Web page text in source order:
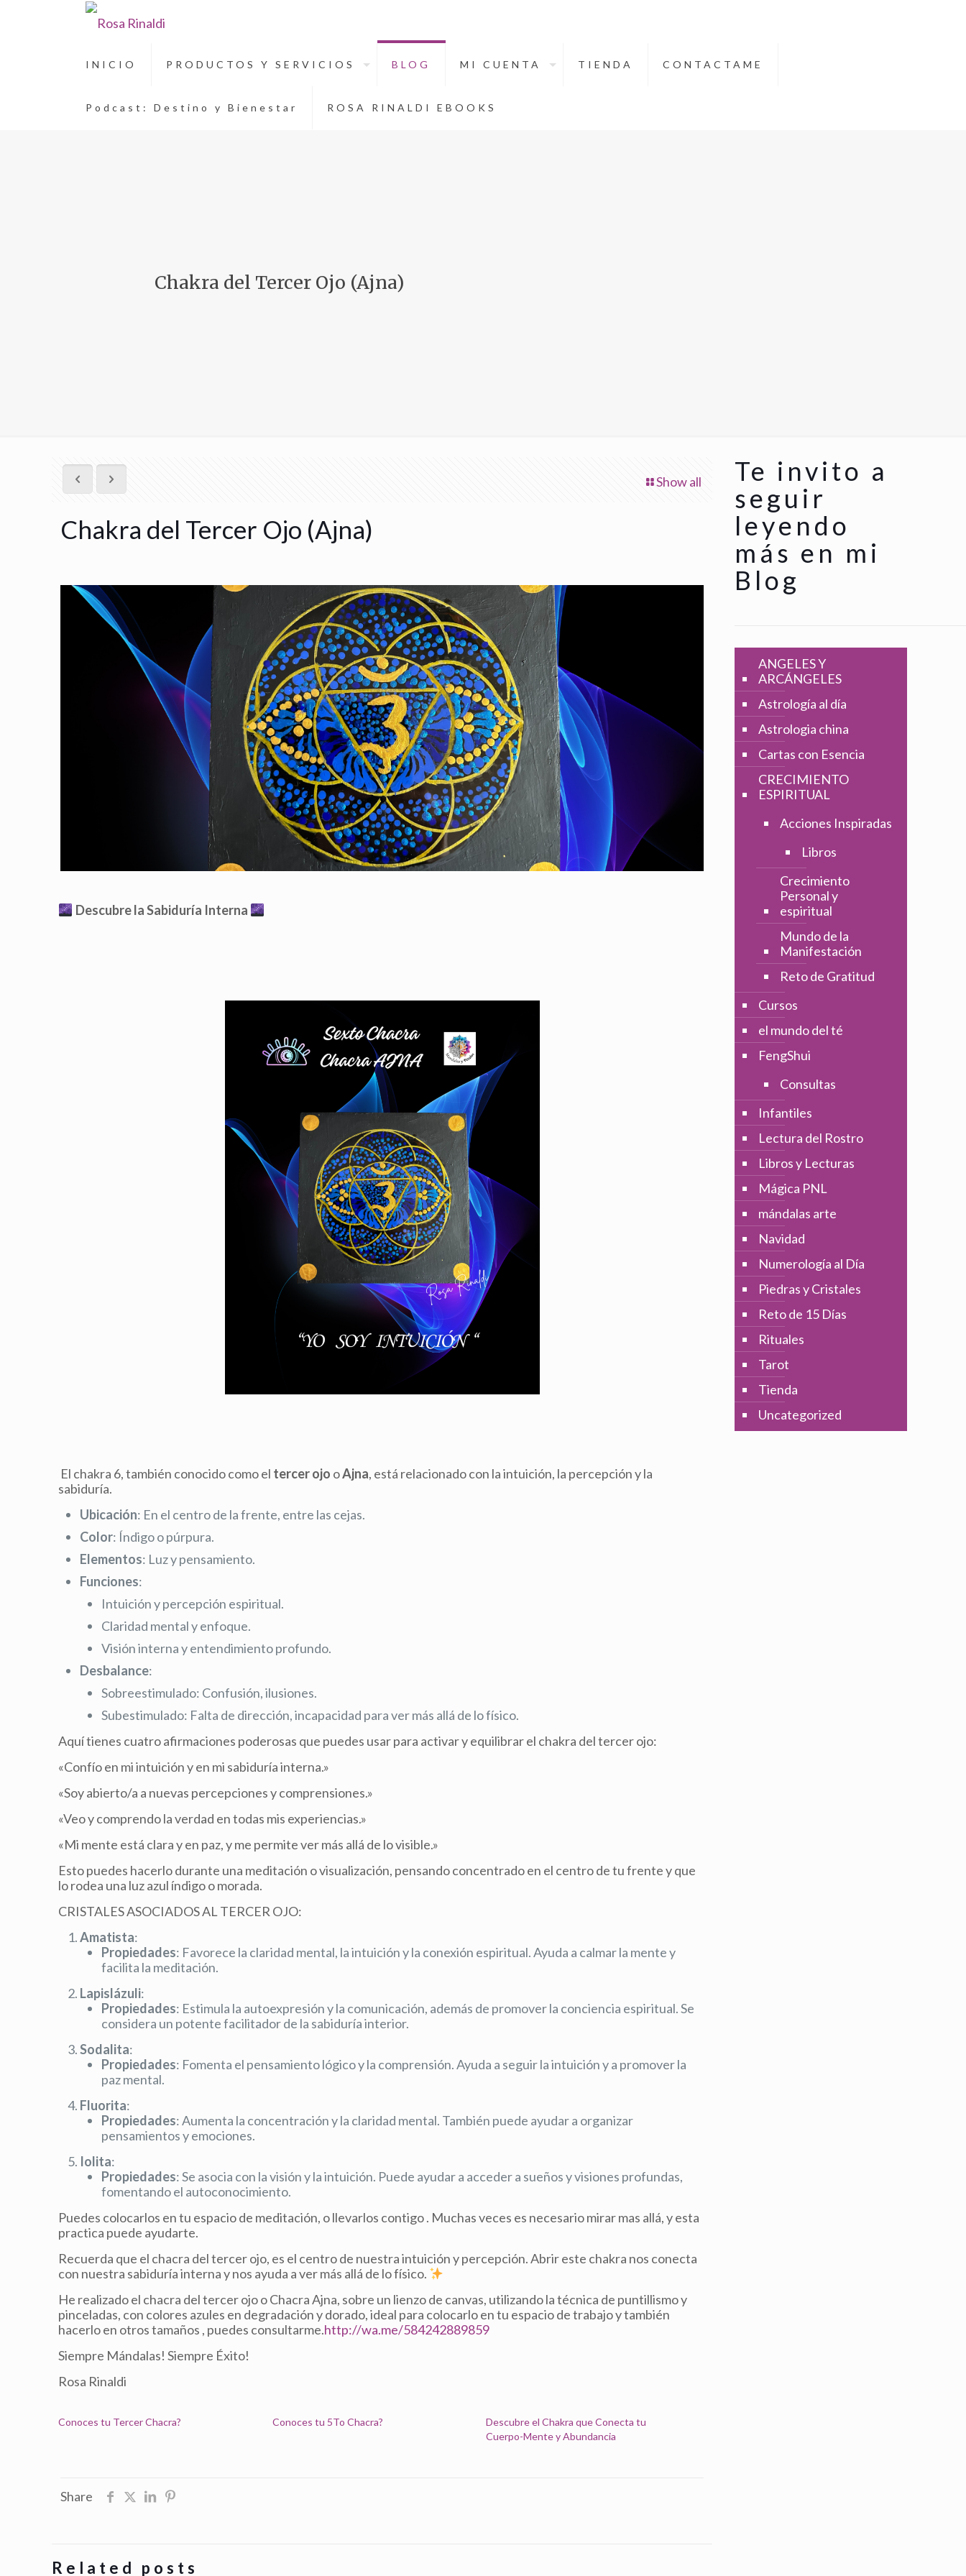
INICIO PRODUCTOS Y SERVICIOS BLOG MI CUENTA TIENDA CONTACTAME
Podcast: Destino y Bienestar ROSA RINALDI EBOOKS
Chakra del Tercer Ojo (Ajna)
Show all
Chakra del Tercer Ojo (Ajna)
Descubre la Sabiduría Interna
El chakra 6, también conocido como el tercer ojo oAjna, está relacionado con la intuición, la percepción y la
sabiduría.
Ubicación: En el centro de la frente, entre las cejas.
Color: Índigo o púrpura.
Elementos: Luz y pensamiento.
Funciones:
Intuición y percepción espiritual.
Claridad mental y enfoque.
Visión interna y entendimiento profundo.
Desbalance:
Sobreestimulado: Confusión, ilusiones.
Subestimulado: Falta de dirección, incapacidad para ver más allá de lo físico.
Aquí tienes cuatro afirmaciones poderosas que puedes usar para activar y equilibrar el chakra del tercer ojo:
«Confío en mi intuición y en mi sabiduría interna.»
«Soy abierto/a a nuevas percepciones y comprensiones.»
«Veo y comprendo la verdad en todas mis experiencias.»
«Mi mente está clara y en paz, y me permite ver más allá de lo visible.»
Esto puedes hacerlo durante una meditación o visualización, pensando concentrado en el centro de tu frente y que
lo rodea una luz azul índigo o morada.
CRISTALES ASOCIADOS AL TERCER OJO:
Amatista:
Propiedades: Favorece la claridad mental, la intuición y la conexión espiritual. Ayuda a calmar la mente y
facilita la meditación.
Lapislázuli:
Propiedades: Estimula la autoexpresión y la comunicación, además de promover la conciencia espiritual. Se
considera un potente facilitador de la sabiduría interior.
Sodalita:
Propiedades: Fomenta el pensamiento lógico y la comprensión. Ayuda a seguir la intuición y a promover la
paz mental.
Fluorita:
Propiedades: Aumenta la concentración y la claridad mental. También puede ayudar a organizar
pensamientos y emociones.
Iolita:
Propiedades: Se asocia con la visión y la intuición. Puede ayudar a acceder a sueños y visiones profundas,
fomentando el autoconocimiento.
Puedes colocarlos en tu espacio de meditación, o llevarlos contigo . Muchas veces es necesario mirar mas allá, y esta
practica puede ayudarte.
Recuerda que el chacra del tercer ojo, es el centro de nuestra intuición y percepción. Abrir este chakra nos conecta
con nuestra sabiduría interna y nos ayuda a ver más allá de lo físico.
He realizado el chacra del tercer ojo o Chacra Ajna, sobre un lienzo de canvas, utilizando la técnica de puntillismo y
pinceladas, con colores azules en degradación y dorado, ideal para colocarlo en tu espacio de trabajo y también
hacerlo en otros tamaños , puedes consultarme.http://wa.me/584242889859
Siempre Mándalas! Siempre Éxito!
Rosa Rinaldi
Conoces tu Tercer Chacra? Conoces tu 5To Chacra?
Descubre el Chakra que Conecta tu
Cuerpo-Mente y Abundancia
Share
Related posts
Te invito a
seguir
leyendo
más en mi
Blog
ANGELES Y
ARCÁNGELES
Astrología al día
Astrologia china
Cartas con Esencia
CRECIMIENTO
ESPIRITUAL
Acciones Inspiradas
Libros
Crecimiento
Personal y
espiritual
Mundo de la
Manifestación
Reto de Gratitud
Cursos
el mundo del té
FengShui
Consultas
Infantiles
Lectura del Rostro
Libros y Lecturas
Mágica PNL
mándalas arte
Navidad
Numerología al Día
Piedras y Cristales
Reto de 15 Días
Rituales
Tarot
Tienda
Uncategorized